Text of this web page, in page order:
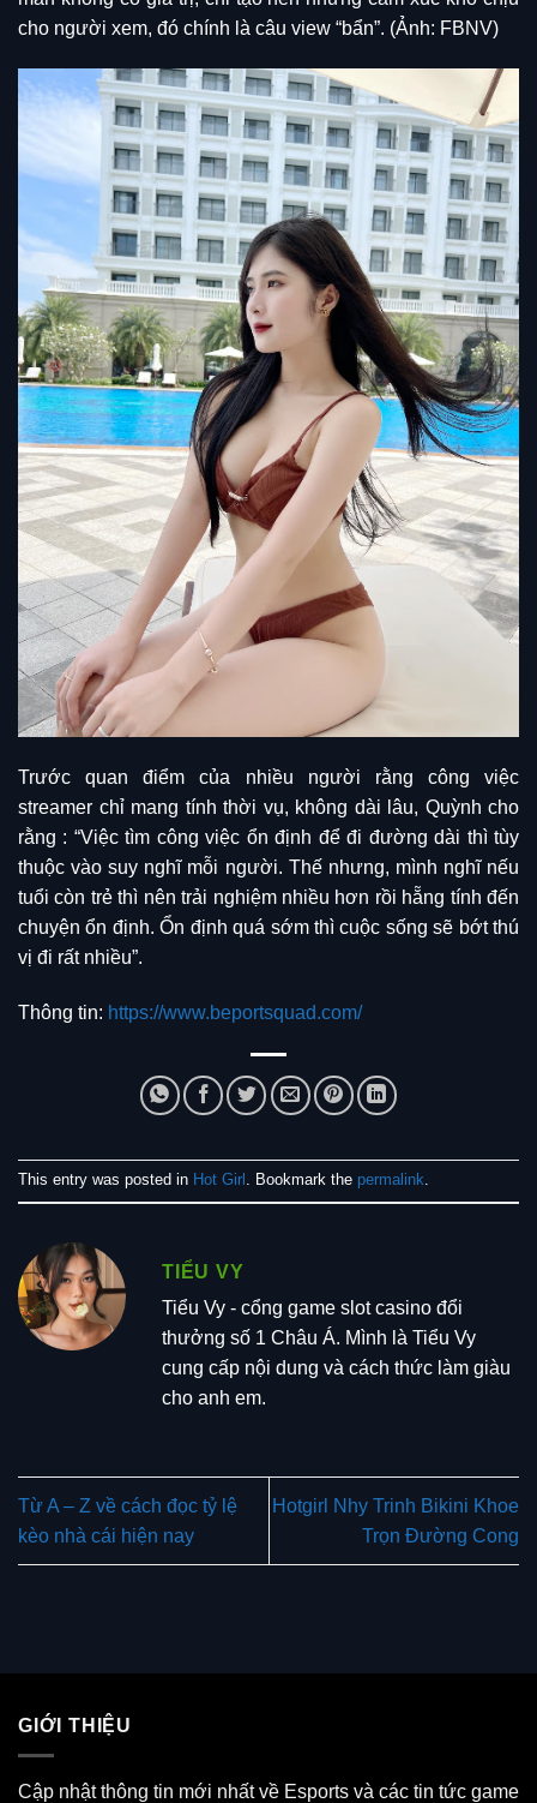
cho người xem, đó chính là câu view “bẩn”. (Ảnh: FBNV)
Trước quan điểm của nhiều người rằng công việc
streamer chỉ mang tính thời vụ, không dài lâu, Quỳnh cho
rằng : “Việc tìm công việc ổn định để đi đường dài thì tùy
thuộc vào suy nghĩ mỗi người. Thế nhưng, mình nghĩ nếu
tuổi còn trẻ thì nên trải nghiệm nhiều hơn rồi hẵng tính đến
chuyện ổn định. Ổn định quá sớm thì cuộc sống sẽ bớt thú
vị đi rất nhiều”.
Thông tin: https://www.beportsquad.com/
This entry was posted in Hot Girl . Bookmark the permalink.
TIỂU VY
Tiểu Vy - cổng game slot casino đổi
thưởng số 1 Châu Á. Mình là Tiểu Vy
cung cấp nội dung và cách thức làm giàu
cho anh em.
Từ A – Z về cách đọc tỷ lệ
kèo nhà cái hiện nay
Hotgirl Nhy Trinh Bikini Khoe
Trọn Đường Cong
GIỚI THIỆU
Cập nhật thông tin mới nhất về Esports và các tin tức game